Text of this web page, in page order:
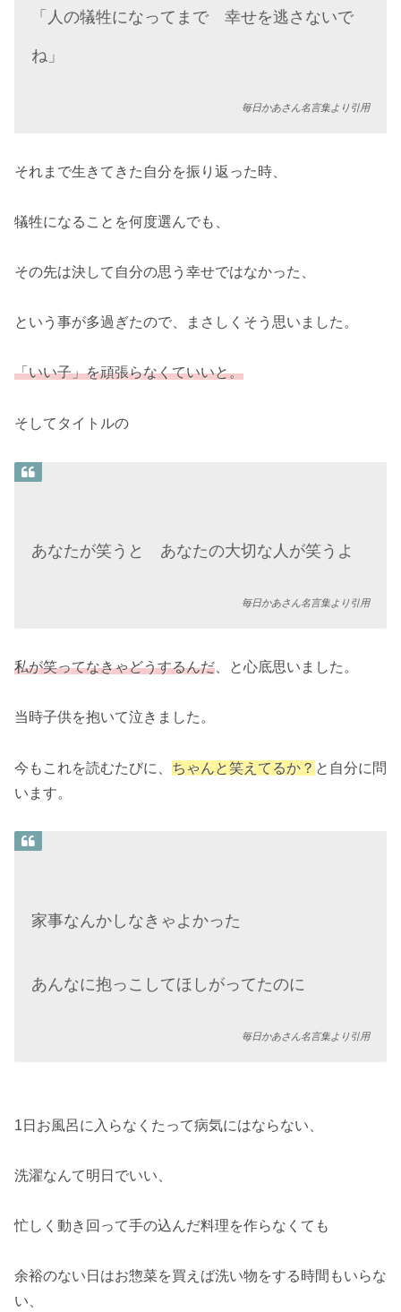
「人の犠牲になってまで 幸せを逃さないで
ね」
毎日かあさん名言集より引用
それまで生きてきた自分を振り返った時、
犠牲になることを何度選んでも、
その先は決して自分の思う幸せではなかった、
という事が多過ぎたので、まさしくそう思いました。
「いい子」を頑張らなくていいと。
そしてタイトルの
あなたが笑うと あなたの大切な人が笑うよ
毎日かあさん名言集より引用
私が笑ってなきゃどうするんだ 、と心底思いました。
当時子供を抱いて泣きました。
今もこれを読むたびに、 ちゃんと笑えてるか？ と自分に問
います。
家事なんかしなきゃよかった
あんなに抱っこしてほしがってたのに
毎日かあさん名言集より引用
1日お風呂に入らなくたって病気にはならない、
洗濯なんて明日でいい、
忙しく動き回って手の込んだ料理を作らなくても
余裕のない日はお惣菜を買えば洗い物をする時間もいらな
い、